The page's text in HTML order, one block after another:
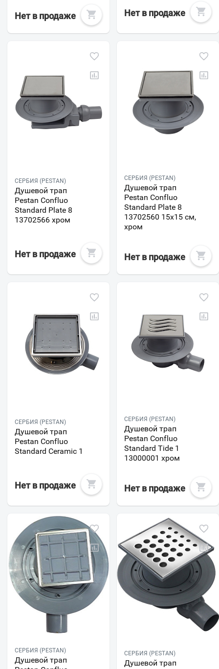
Нет в продаже Нет в продаже
СЕРБИЯ (PESTAN)
Душевой трап
Pestan Confluo
Standard Plate 8
13702566 хром
Нет в продаже
СЕРБИЯ (PESTAN)
Душевой трап
Pestan Confluo
Standard Plate 8
13702560 15х15 см,
хром
Нет в продаже
СЕРБИЯ (PESTAN)
Душевой трап
Pestan Confluo
Standard Ceramic 1
Нет в продаже
СЕРБИЯ (PESTAN)
Душевой трап
Pestan Confluo
Standard Tide 1
13000001 хром
Нет в продаже
СЕРБИЯ (PESTAN)
Душевой трап
СЕРБИЯ (PESTAN)
Душевой трап